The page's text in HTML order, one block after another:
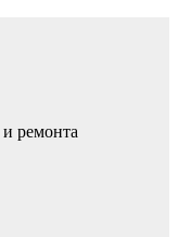
ремонта